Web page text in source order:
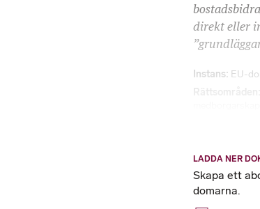
direkt eller
Instans EU-
LADDA NER
Skapa ett
domarna.